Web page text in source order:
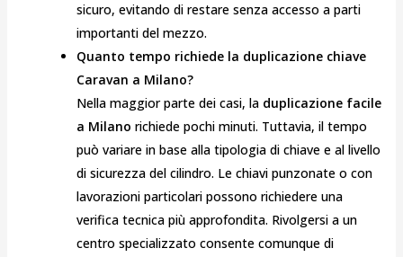
sicuro, evitando di restare senza accesso a parti
importanti del mezzo.
Quanto tempo richiede la duplicazione chiave
Caravan a Milano?
Nella maggior parte dei casi, la duplicazione facile
a Milano richiede pochi minuti. Tuttavia, il tempo
può variare in base alla tipologia di chiave e al livello
di sicurezza del cilindro. Le chiavi punzonate o con
lavorazioni particolari possono richiedere una
verifica tecnica più approfondita. Rivolgersi a un
centro specializzato consente comunque di